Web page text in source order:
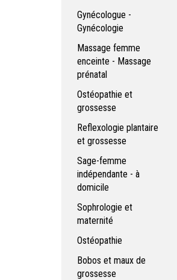
Gynécologue -
Gynécologie
Massage femme
enceinte - Massage
prénatal
Ostéopathie et
grossesse
Reflexologie plantaire
et grossesse
Sage-femme
indépendante - à
domicile
Sophrologie et
maternité
Ostéopathie
Bobos et maux de
grossesse